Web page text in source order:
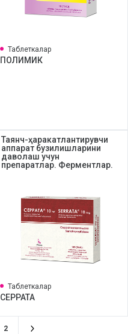
Таблеткалар
ПОЛИМИК
Таянч-ҳаракатлантирувчи
аппарат бузилишларини
даволаш учун
препаратлар. Ферментлар.
Таблеткалар
СЕРРАТА
2